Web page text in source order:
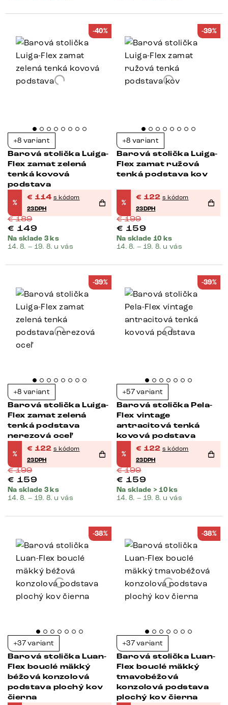
-40%
+8 variant
Barová stolička Luiga-
Flex zamat zelená
tenká kovová
podstava
%
€ 114 s kódom
23DPH
€189
€ 149
Na sklade 3 ks
14. 8. – 19. 8. u vás
-39%
+8 variant
Barová stolička Luiga-
Flex zamat ružová
tenká podstava kov
%
€ 122 s kódom
23DPH
€199
€ 159
Na sklade 10 ks
14. 8. – 19. 8. u vás
-39%
+8 variant
Barová stolička Luiga-
Flex zamat zelená
tenká podstava
nerezová oceľ
%
€ 122 s kódom
23DPH
€199
€ 159
Na sklade 3 ks
14. 8. – 19. 8. u vás
-39%
+57 variant
Barová stolička Pela-
Flex vintage
antracitová tenká
kovová podstava
%
€ 122 s kódom
23DPH
€199
€ 159
Na sklade > 10 ks
14. 8. – 19. 8. u vás
-38%
+37 variant
Barová stolička Luan-
Flex bouclé mäkký
béžová konzolová
podstava plochý kov
čierna
-38%
+37 variant
Barová stolička Luan-
Flex bouclé mäkký
tmavobéžová
konzolová podstava
plochý kov čierna